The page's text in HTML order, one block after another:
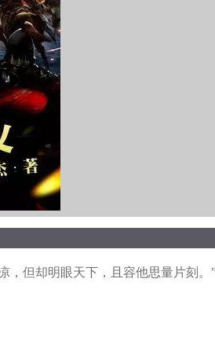
但却明眼天下，且容他思量片刻。